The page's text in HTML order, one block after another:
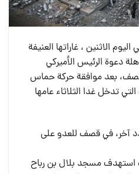
الاثنين ، غاراتها العنيفة
دعوة الرئيس الأميركي
بعد موافقة حركة حماس
تدخل غدا الثلاثاء عامها
آخر، في قصف للعدو على
استهدف مسجد بلال بن رباح